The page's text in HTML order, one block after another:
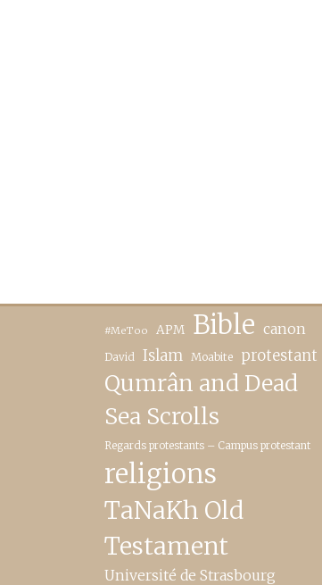
#MeToo APM Bible canon
David Islam Moabite protestant
Qumrân and Dead
Sea Scrolls
Regards protestants – Campus protestant
religions
TaNaKh Old
Testament
Université de Strasbourg